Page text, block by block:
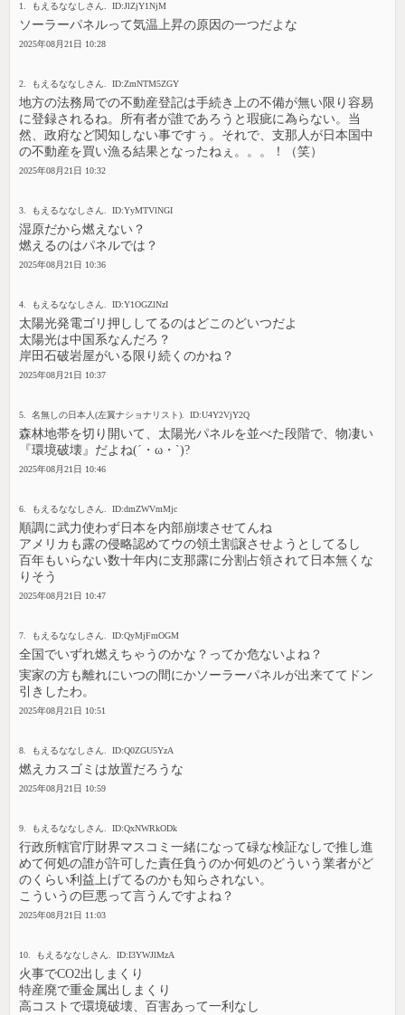
1. もえるななしさん. ID:JlZjY1NjM
ソーラーパネルって気温上昇の原因の一つだよな
2025年08月21日 10:28
2. もえるななしさん. ID:ZmNTM5ZGY
地方の法務局での不動産登記は手続き上の不備が無い限り容易
に登録されるね。所有者が誰であろうと瑕疵に為らない。当
然、政府など関知しない事ですぅ。それで、支那人が日本国中
の不動産を買い漁る結果となったねぇ。。。！（笑）
2025年08月21日 10:32
3. もえるななしさん. ID:YyMTVlNGI
湿原だから燃えない？
燃えるのはパネルでは？
2025年08月21日 10:36
4. もえるななしさん. ID:Y1OGZlNzI
太陽光発電ゴリ押ししてるのはどこのどいつだよ
太陽光は中国系なんだろ？
岸田石破岩屋がいる限り続くのかね？
2025年08月21日 10:37
5. 名無しの日本人(左翼ナショナリスト). ID:U4Y2VjY2Q
森林地帯を切り開いて、太陽光パネルを並べた段階で、物凄い
『環境破壊』だよね(´・ω・`)?
2025年08月21日 10:46
6. もえるななしさん. ID:dmZWVmMjc
順調に武力使わず日本を内部崩壊させてんね
アメリカも露の侵略認めてウの領土割譲させようとしてるし
百年もいらない数十年内に支那露に分割占領されて日本無くな
りそう
2025年08月21日 10:47
7. もえるななしさん. ID:QyMjFmOGM
全国でいずれ燃えちゃうのかな？ってか危ないよね？
実家の方も離れにいつの間にかソーラーパネルが出来ててドン
引きしたわ。
2025年08月21日 10:51
8. もえるななしさん. ID:Q0ZGU5YzA
燃えカスゴミは放置だろうな
2025年08月21日 10:59
9. もえるななしさん. ID:QxNWRkODk
行政所轄官庁財界マスコミ一緒になって碌な検証なしで推し進
めて何処の誰が許可した責任負うのか何処のどういう業者がど
のくらい利益上げてるのかも知らされない。
こういうの巨悪って言うんですよね？
2025年08月21日 11:03
10. もえるななしさん. ID:I3YWJlMzA
火事でCO2出しまくり
特産廃で重金属出しまくり
高コストで環境破壊、百害あって一利なし